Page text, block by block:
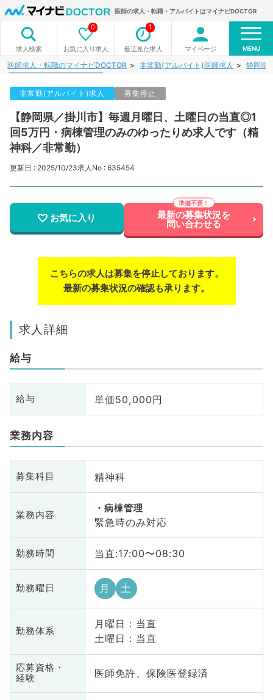
医師の求人・転職・アルバイトはマイナビDOCTOR
求人検索 お気に入り求人
0
最近見た求人
1
マイページ MENU
医師求人・転職のマイナビDOCTOR 非常勤(アルバイト)医師求人 静岡県
非常勤(アルバイト)求人 募集停止
【静岡県／掛川市】毎週月曜日、土曜日の当直◎1
回5万円・病棟管理のみのゆったりめ求人です（精
神科／非常勤）
更新日 : 2025/10/23求人No : 635454
お気に入り 最新の募集状況を
問い合わせる
こちらの求人は募集を停止しております。
最新の募集状況の確認も承ります。
求人詳細
給与
給与 単価50,000円
業務内容
募集科目 精神科
業務内容
病棟管理
緊急時のみ対応
勤務時間 当直:17:00〜08:30
勤務曜日 月 土
勤務体系
月曜日 : 当直
土曜日 : 当直
応募資格・
経験
医師免許、保険医登録済